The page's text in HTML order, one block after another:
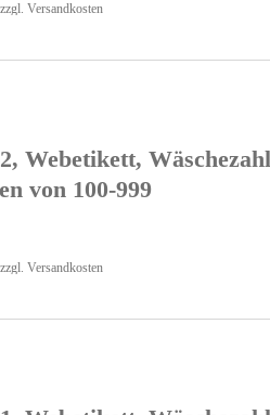
Versandkosten
Webetikett,
von 100-999
Versandkosten